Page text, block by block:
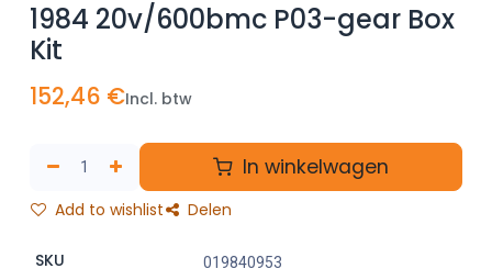
1984 20v/600bmc P03-gear Box
Kit
152,46 €Incl. btw
In winkelwagen
Add to wishlist Delen
SKU 019840953